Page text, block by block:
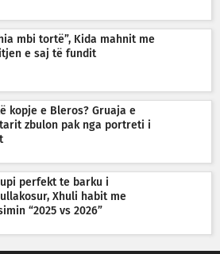
mbi tortë”, Kida mahnit me
e saj të fundit
kopje e Bleros? Gruaja e
zbulon pak nga portreti i
perfekt te barku i
Xhuli habit me
“2025 vs 2026”